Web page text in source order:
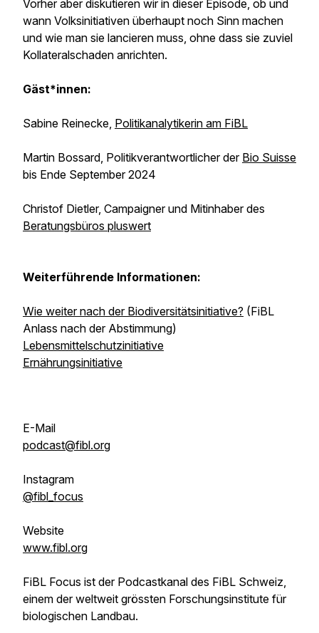
Vorher aber diskutieren wir in dieser Episode, ob und
wann Volksinitiativen überhaupt noch Sinn machen
und wie man sie lancieren muss, ohne dass sie zuviel
Kollateralschaden anrichten.
Gäst*innen:
Sabine Reinecke, Politikanalytikerin am FiBL
Martin Bossard, Politikverantwortlicher der Bio Suisse
bis Ende September 2024
Christof Dietler, Campaigner und Mitinhaber des
Beratungsbüros pluswert
Weiterführende Informationen:
Wie weiter nach der Biodiversitätsinitiative? (FiBL
Anlass nach der Abstimmung)
Lebensmittelschutzinitiative
Ernährungsinitiative
E-Mail
podcast@fibl.org
Instagram
@fibl_focus
Website
www.fibl.org
FiBL Focus ist der Podcastkanal des FiBL Schweiz,
einem der weltweit grössten Forschungsinstitute für
biologischen Landbau.